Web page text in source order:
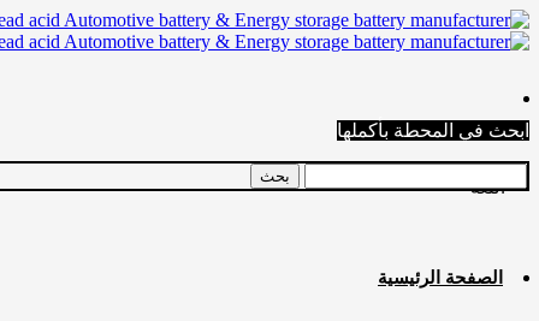
اللغة
الصفحة الرئيسية
ابحث في المحطة بأكملها